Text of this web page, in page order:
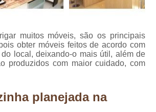
de Planejado para Residência
Marcenaria de Planejados para Quarto
Empresa de Móveis Planejados
Loja
Móveis Planejados para Apartamento
muitos móveis, são os principais
obter móveis feitos de acordo com
local, deixando-o mais útil, além de
produzidos com maior cuidado, com
planejada na